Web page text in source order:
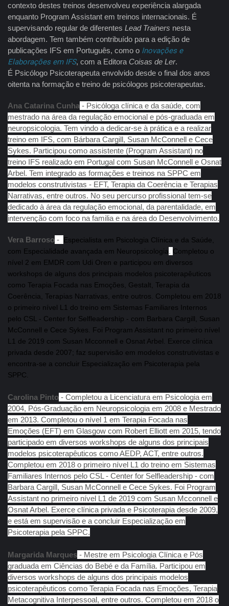
contexto destes treinos desenvolveu experiência alargada
enquanto Program Assistant em treinos internacionais. É
supervisando regular de diferentes Lead Trainers nesta
abordagem. Tem também contribuído para a edição de
publicações IFS em Português, como o Inovações e
Elaborações em IFS, com a Editora Coisas de Ler.
É Psicólogo Psicoterapeuta envolvido desde o final dos anos
oitenta na formação e treino de psicólogos psicoterapeutas.
Ana Catarina Cunha - Psicóloga clínica e da saúde, com
mestrado na área da regulação emocional e pós-graduada em
neuropsicologia. Tem vindo a dedicar-se à prática e a realizar
treino em IFS, com Bárbara Cargill, Susan McConnell e Cece
Sykes. Participou como assistente (Program Assistant) no
treino IFS realizado em Portugal com Susan McConnell e Osnat
Arbel. Tem integrado as formações e treinos na SPPC em
modelos construtivistas - EFT, Terapia da Coerência e Terapias
Narrativas, entre outros. No seu percurso profissional tem-se
dedicado à área da regulação emocional, da parentalidade, em
intervenção com foco na familia e na área do Desenvolvimento.
Vera Barroso - Especialista em Psicologia Clínica e da Saúde,
com Especialidade avançada em Neuropsicologia
Completou o
nível 2 em EMDR com Udi Oren e participou em diversos
workshops de alguns dos principais modelos psicoterapêuticos
como Terapia Focada nas Emoções, Gestalt, Terapia da
Coerência, Terapias Narrativas, entre outros. Completou em 2018
o primeiro nível L1 do treino em Sistemas Familiares Internos
pelo CSL - Center for Selfleadership - com Barbara Cargill, Susan
McConnell e Cece Sykes. Foi Program Assistant no primeiro nível
L1 de 2019 com Susan Mcconnell e Osnat Arbel. Exerce clínica
privada desde 2007; faz supervisão em modelos construtivistas e
encontra-se a concluir Especialização em Psicoterapia pela
SPPC.
Carolina Pinto - Completou a Licenciatura em Psicologia em
2004, Pós-Graduação em Neuropsicologia em 2008 e Mestrado
em 2013. Completou o nível 1 em Terapia Focada nas
Emoções (EFT) em Glasgow com Robert Elliott em 2015, tendo
participado em diversos workshops de alguns dos principais
modelos psicoterapêuticos como AEDP, ACT, entre outros.
Completou em 2018 o primeiro nível L1 do treino em Sistemas
Familiares Internos pelo CSL - Center for Selfleadership - com
Barbara Cargill, Susan McConnell e Cece Sykes. Foi Program
Assistant no primeiro nível L1 de 2019 com Susan Mcconnell e
Osnat Arbel. Exerce clínica privada e Psicoterapia desde 2009,
e está em supervisão e a concluir Especialização em
Psicoterapia pela SPPC.
Margarida Marques - Mestre em Psicologia Clínica e Pós
graduada em Ciências do Bebé e da Família. Participou em
diversos workshops de alguns dos principais modelos
psicoterapêuticos como Terapia Focada nas Emoções, Terapia
Metacognitiva Interpessoal, entre outros. Completou em 2018 o